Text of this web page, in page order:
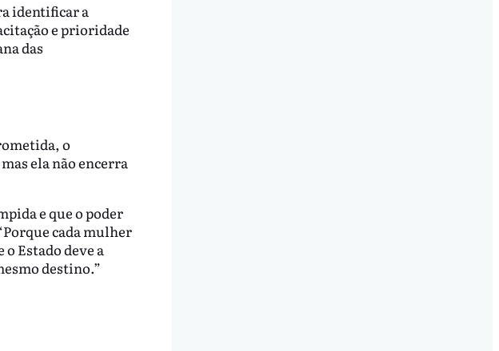
identificar a
e prioridade
das
o
ela não encerra
e que o poder
cada mulher
Estado deve a
destino.”